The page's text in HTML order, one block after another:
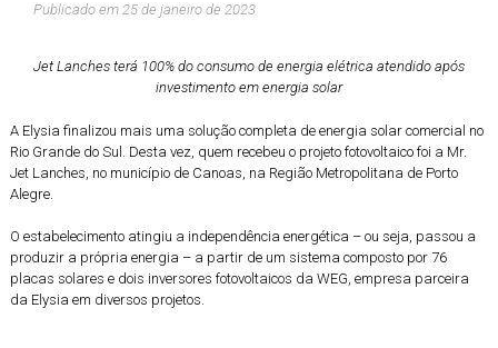
Publicado em25 dejaneiro de2023
Jet Lanches terá 100% do consumo de energia elétrica atendido após
investimento em energia solar
A Elysia finalizou mais uma solução completa de energia solar comercial no
Rio Grande do Sul. Desta vez, quem recebeu o projeto fotovoltaico foi a Mr.
Jet Lanches, no município de Canoas, na Região Metropolitana de Porto
Alegre.
O estabelecimento atingiu a independência energética – ou seja, passou a
produzir a própria energia – a partir de um sistema composto por 76
placas solares e dois inversores fotovoltaicos da WEG, empresa parceira
da Elysia em diversos projetos.